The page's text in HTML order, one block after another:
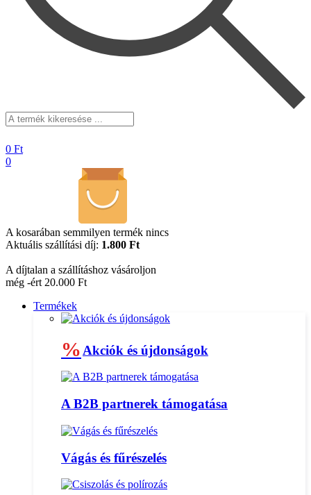
A
termék
...
0 Ft
0
A kosarában semmilyen termék nincs
Aktuális szállítási díj: 1.800 Ft
A díjtalan a szállításhoz vásároljon
még -ért 20.000 Ft
Termékek
% Akciók és újdonságok
A B2B partnerek támogatása
Vágás és fűrészelés